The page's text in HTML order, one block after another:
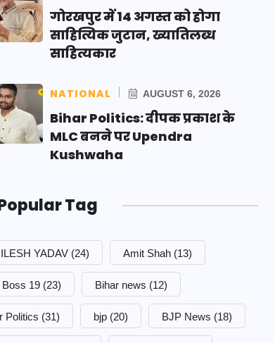
गोरखपुर में 14 अगस्त को होगा
साहित्यिक जुटान, ख्यातिलब्ध
साहित्यकार
NATIONAL AUGUST 6, 2026
Bihar Politics: दीपक प्रकाश के
MLC बनने पर Upendra
Kushwaha
Tag
YADAV (24) Amit Shah (13)
Boss 19 (23) Bihar news (12)
Politics (31) bjp (20) BJP News (18)